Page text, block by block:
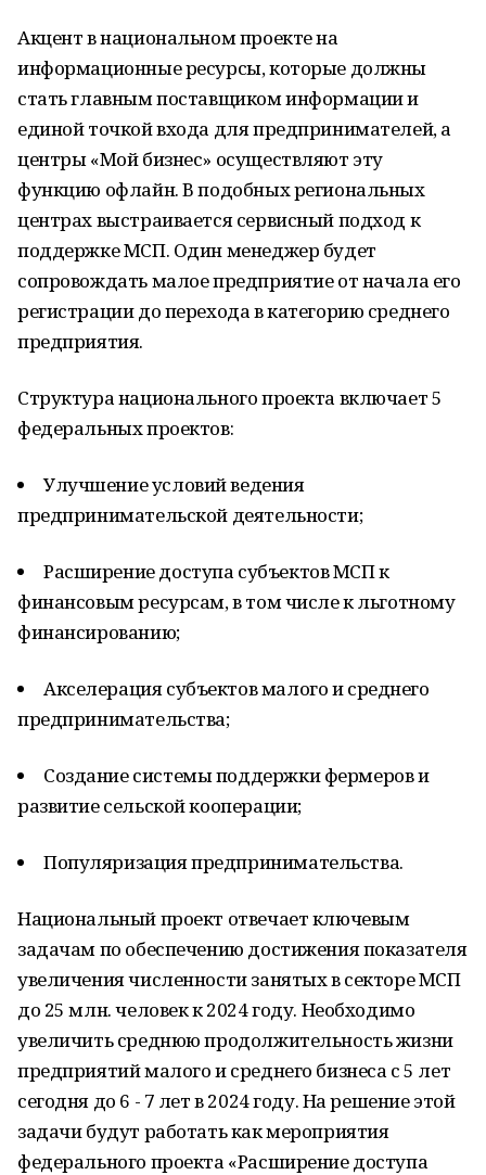
Акцент в национальном проекте на
информационные ресурсы, которые должны
стать главным поставщиком информации и
единой точкой входа для предпринимателей, а
центры «Мой бизнес» осуществляют эту
функцию офлайн. В подобных региональных
центрах выстраивается сервисный подход к
поддержке МСП. Один менеджер будет
сопровождать малое предприятие от начала его
регистрации до перехода в категорию среднего
предприятия.
Структура национального проекта включает 5
федеральных проектов:
Улучшение условий ведения
предпринимательской деятельности;
Расширение доступа субъектов МСП к
финансовым ресурсам, в том числе к льготному
финансированию;
Акселерация субъектов малого и среднего
предпринимательства;
Создание системы поддержки фермеров и
развитие сельской кооперации;
Популяризация предпринимательства.
Национальный проект отвечает ключевым
задачам по обеспечению достижения показателя
увеличения численности занятых в секторе МСП
до 25 млн. человек к 2024 году. Необходимо
увеличить среднюю продолжительность жизни
предприятий малого и среднего бизнеса с 5 лет
сегодня до 6 - 7 лет в 2024 году. На решение этой
задачи будут работать как мероприятия
федерального проекта «Расширение доступа